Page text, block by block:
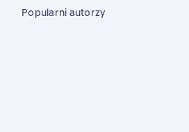
Popularni autorzy